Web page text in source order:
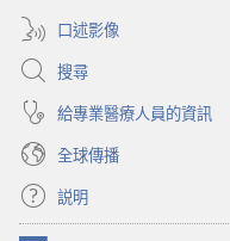
口述影像
搜尋
給專業醫療人員的資訊
全球傳播
説明